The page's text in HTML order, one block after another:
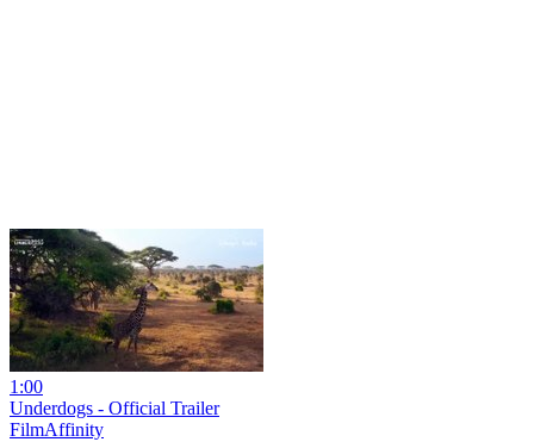
1:00
Underdogs - Official Trailer
FilmAffinity